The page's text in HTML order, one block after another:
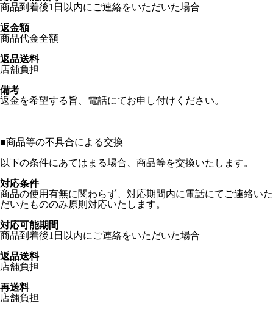
商品到着後1日以内にご連絡をいただいた場合
返金額
商品代金全額
返品送料
店舗負担
備考
返金を希望する旨、電話にてお申し付けください。
■商品等の不具合による交換
以下の条件にあてはまる場合、商品等を交換いたします。
対応条件
商品の使用有無に関わらず、対応期間内に電話にてご連絡いた
だいたもののみ原則対応いたします。
対応可能期間
商品到着後1日以内にご連絡をいただいた場合
返品送料
店舗負担
再送料
店舗負担